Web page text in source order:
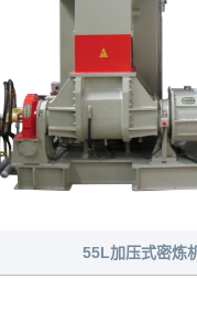
55L加压式密炼